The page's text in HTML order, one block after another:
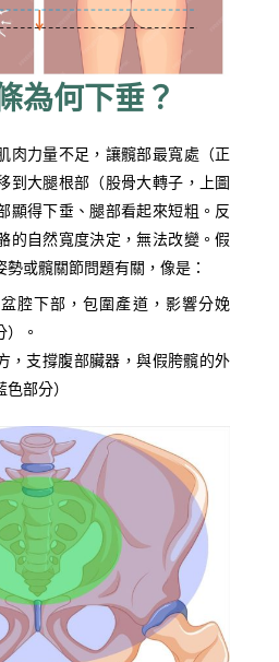
為何下垂？
肉力量不足，讓髖部最寬處（正
到大腿根部（股骨大轉子，上圖
顯得下垂、腿部看起來短粗。反
的自然寬度決定，無法改變。假
或髖關節問題有關，像是：
盆腔下部，包圍產道，影響分娩
）。
，支撐腹部臟器，與假胯髖的外
部分）